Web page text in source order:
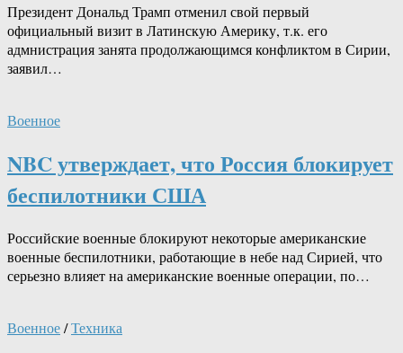
Президент Дональд Трамп отменил свой первый
официальный визит в Латинскую Америку, т.к. его
адмнистрация занята продолжающимся конфликтом в Сирии,
заявил…
Военное
NBC утверждает, что Россия блокирует
беспилотники США
Российские военные блокируют некоторые американские
военные беспилотники, работающие в небе над Сирией, что
серьезно влияет на американские военные операции, по…
Военное/Техника